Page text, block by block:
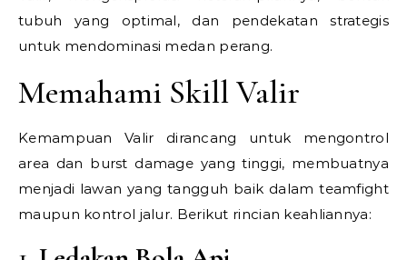
tubuh yang optimal, dan pendekatan strategis
untuk mendominasi medan perang.
Memahami Skill Valir
Kemampuan Valir dirancang untuk mengontrol
area dan burst damage yang tinggi, membuatnya
menjadi lawan yang tangguh baik dalam teamfight
maupun kontrol jalur. Berikut rincian keahliannya: